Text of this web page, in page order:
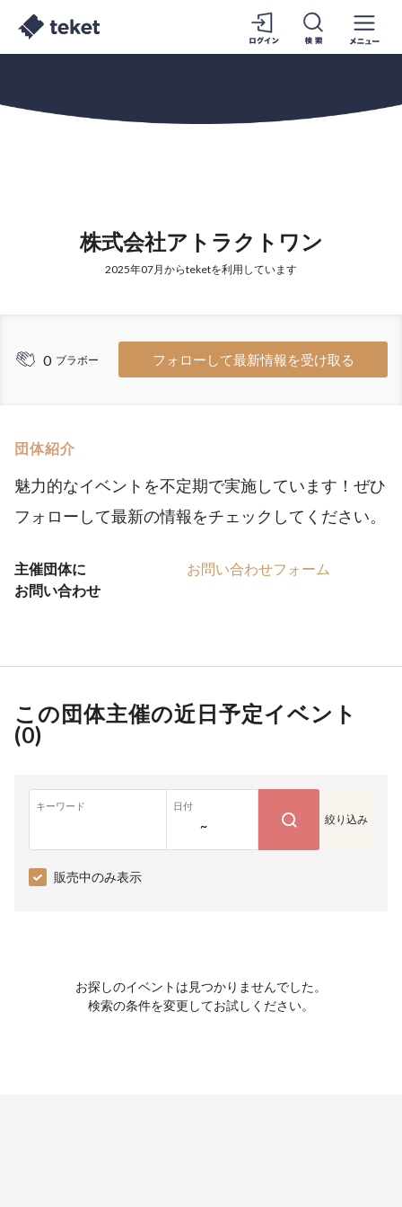
株式会社アトラクトワン
2025年07月からteketを利用しています
0 ブラボー フォローして最新情報を受け取る
団体紹介
魅力的なイベントを不定期で実施しています！ぜひ
フォローして最新の情報をチェックしてください。
主催団体に
お問い合わせ
お問い合わせフォーム
この団体主催の近日予定イベント
(0)
キーワード 日付
~ 絞り込み
販売中のみ表示
お探しのイベントは見つかりませんでした。
検索の条件を変更してお試しください。